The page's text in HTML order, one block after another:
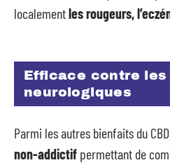
localementles rougeurs,
Efficace contre
neurologiques
Parmi les autres bienfaits du
non-addictif permettant de